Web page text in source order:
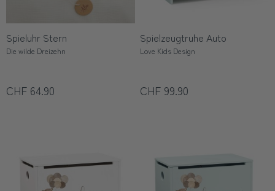
Spieluhr Stern
Die wilde Dreizehn
CHF 64.90
Spielzeugtruhe Auto
Love Kids Design
CHF 99.90